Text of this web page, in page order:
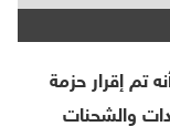
تم إقرار حزمة
والشحنات